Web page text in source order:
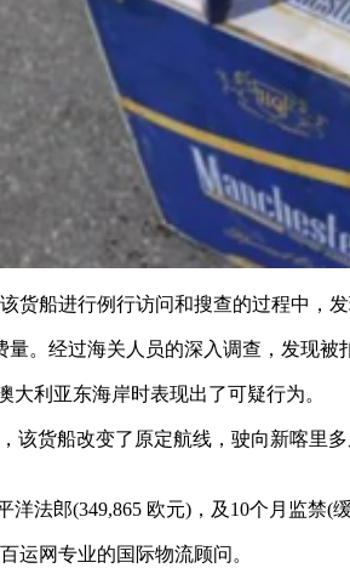
进行例行访问和搜查的过程中，发
经过海关人员的深入调查，发现被
利亚东海岸时表现出了可疑行为。
货船改变了原定航线，驶向新喀里
法郎(349,865 欧元)，及10个月监禁(缓
网专业的国际物流顾问。